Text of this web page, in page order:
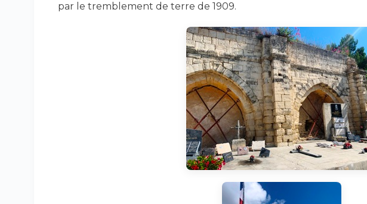
par le tremblement de terre de 1909.